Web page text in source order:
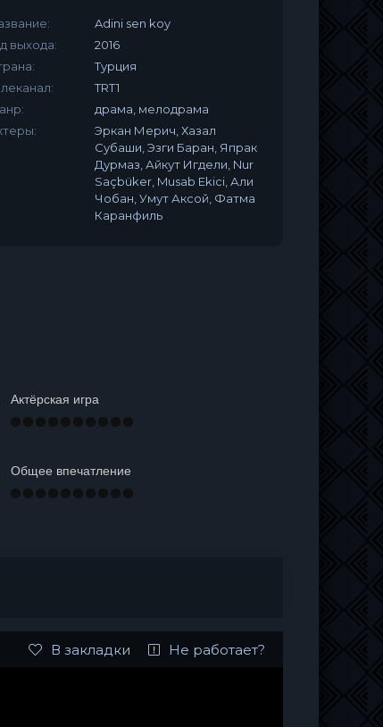
Adini sen koy
выхода:
2016
Турция
TRT1
драма, мелодрама
Эркан Мерич, Хазал
Субаши, Эзги Баран, Япрак
Дурмаз, Айкут Игдели, Nur
Saçbüker, Musab Ekici, Али
Чобан, Умут Аксой, Фатма
Каранфиль
Актёрская игра
Общее впечатление
В закладки Не работает?